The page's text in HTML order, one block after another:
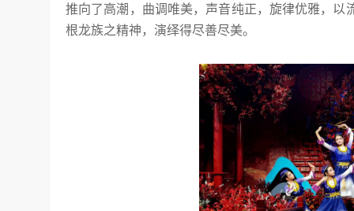
推向了高潮，曲调唯美，声音纯正，旋律优雅，
根龙族之精神，演绎得尽善尽美。